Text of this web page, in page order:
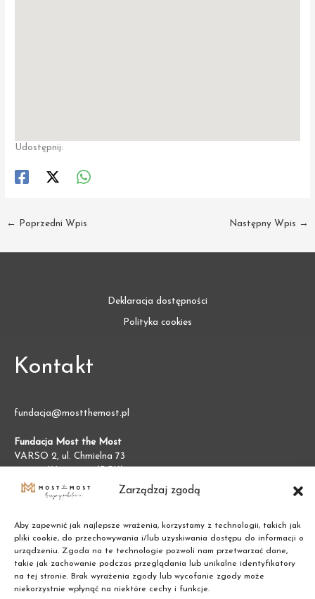
Zarządzaj zgodą
Aby zapewnić jak najlepsze wrażenia, korzystamy z technologii, takich jak
pliki cookie, do przechowywania i/lub uzyskiwania dostępu do informacji o
urządzeniu. Zgoda na te technologie pozwoli nam przetwarzać dane,
takie jak zachowanie podczas przeglądania lub unikalne identyfikatory
na tej stronie. Brak wyrażenia zgody lub wycofanie zgody może
niekorzystnie wpłynąć na niektóre cechy i funkcje.
Udostępnij:
← Poprzedni Wpis Następny Wpis →
Deklaracja dostępności
Polityka cookies
Kontakt
fundacja@mostthemost.pl
Fundacja Most the Most
VARSO 2, ul. Chmielna 73
NIP:7011002609
REGON:387474695